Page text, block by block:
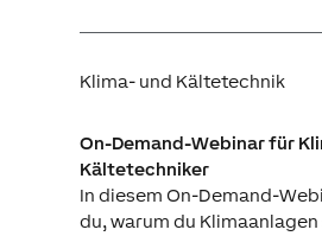
Klima- und Kältetechnik
On-Demand-Webinar für
Kältetechniker
In diesem On-Demand-
du, warum du